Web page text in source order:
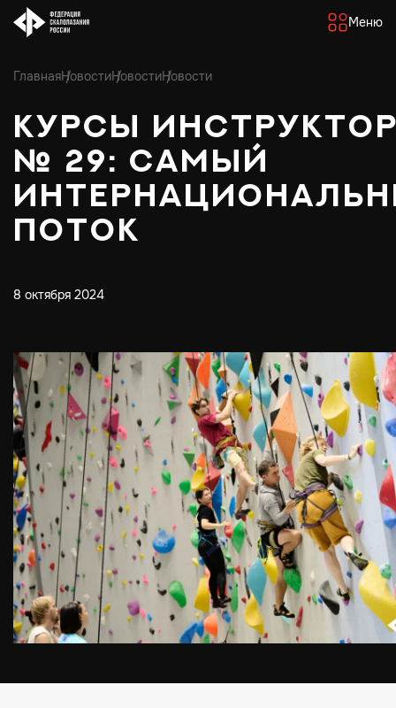
Меню
ГлавнаяНовостиНовостиНовости
Курсы
№ 29: самый
поток
8 октября 2024